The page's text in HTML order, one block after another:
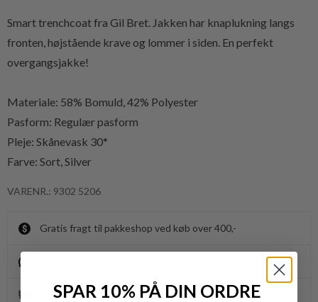
Smart trenchcoat fra Gil Bret. Jakken har knaplukning langs
fronten, højstående krave og lommer i siden. En perfekt
overgangsjakke!
Materiale: 58% Bomuld, 42% Polyester
Pasform: Regulær pasform
Pleje: Skånevask 30*
Farve: Sort, Silver
VARENR.: 9302 5206
Gratis fragt til pakkeshop ved køb over 400,-
Levering 1-3 dage
SPAR 10% PÅ DIN ORDRE